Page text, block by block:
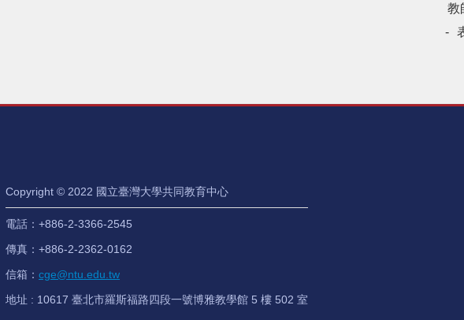
教
Copyright © 2022 國立臺灣大學共同教育中心
電話：+886-2-3366-2545
傳真：+886-2-2362-0162
信箱： cge@ntu.edu.tw
地址 : 10617 臺北市羅斯福路四段一號博雅教學館 5 樓 502 室